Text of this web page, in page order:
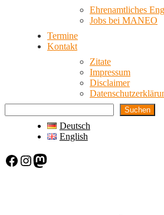
Ehrenamtliches
Jobs bei MANEO
Termine
Kontakt
Zitate
Impressum
Disclaimer
Suchen
Deutsch
English
Facebook Instagram Mastodon